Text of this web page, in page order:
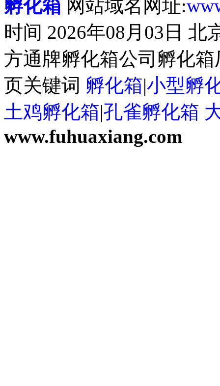
孵化箱 网站域名网址:
时间 2026年08月03日
方通牌孵化箱公司孵化
页关键词 孵化箱|小型孵
土鸡孵化箱|孔雀孵化箱
www.fuhuaxiang.com